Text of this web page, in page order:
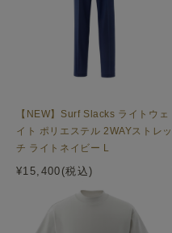
【NEW】Surf Slacks ライトウェ
イト ポリエステル 2WAYストレッ
チ ライトネイビー L
¥15,400(税込)